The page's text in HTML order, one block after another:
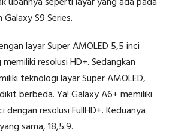
S9 Series.
layar Super AMOLED 5,5 inci
resolusi HD+. Sedangkan
teknologi layar Super AMOLED,
berbeda. Ya! Galaxy A6+ memiliki
resolusi FullHD+. Keduanya
sama, 18,5:9.